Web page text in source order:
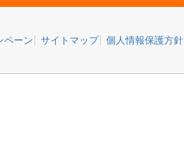
ペーン サイトマップ 個人情報保護方針